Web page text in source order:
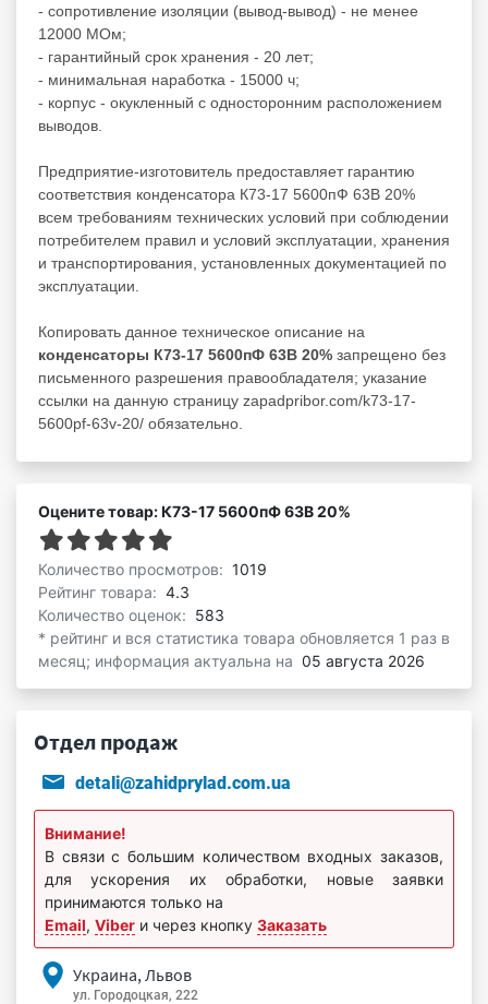
- сопротивление изоляции (вывод-вывод) - не менее
12000 МОм;
- гарантийный срок хранения - 20 лет;
- минимальная наработка - 15000 ч;
- корпус - окукленный с односторонним расположением
выводов.
Предприятие-изготовитель предоставляет гарантию
соответствия конденсатора К73-17 5600пФ 63В 20%
всем требованиям технических условий при соблюдении
потребителем правил и условий эксплуатации, хранения
и транспортирования, установленных документацией по
эксплуатации.
Копировать данное техническое описание на
конденсаторы К73-17 5600пФ 63В 20% запрещено без
письменного разрешения правообладателя; указание
ссылки на данную страницу zapadpribor.com/k73-17-
5600pf-63v-20/ обязательно.
Оцените товар: К73-17 5600пФ 63В 20%
Количество просмотров: 1019
Рейтинг товара: 4.3
Количество оценок: 583
* рейтинг и вся статистика товара обновляется 1 раз в
месяц; информация актуальна на 05 августа 2026
Отдел продаж
detali@zahidprylad.com.ua
Внимание!
В связи с большим количеством входных заказов,
для ускорения их обработки, новые заявки
принимаются только на
Email, Viber и через кнопку Заказать
Украина, Львов
ул. Городоцкая, 222